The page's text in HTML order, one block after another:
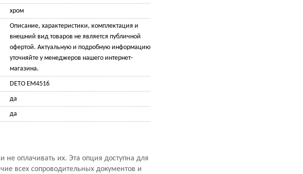
хром
Описание, характеристики, комплектация и
внешний вид товаров не является публичной
офертой. Актуальную и подробную информацию
уточняйте у менеджеров нашего интернет-
магазина.
DETO ЕМ4516
да
да
не оплачивать их. Эта опция доступна для
всех сопроводительных документов и